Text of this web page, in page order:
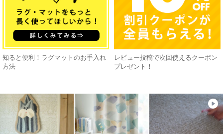
知ると便利！ラグマットのお手入れ
方法
レビュー投稿で次回使えるクーポン
プレゼント！